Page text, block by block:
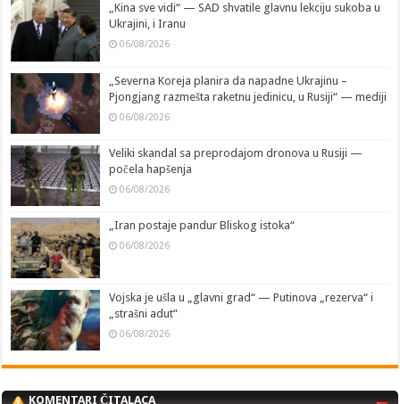
„Kina sve vidi“ — SAD shvatile glavnu lekciju sukoba u
Ukrajini, i Iranu
06/08/2026
„Severna Koreja planira da napadne Ukrajinu –
Pjongjang razmešta raketnu jedinicu, u Rusiji“ — mediji
06/08/2026
Veliki skandal sa preprodajom dronova u Rusiji —
počela hapšenja
06/08/2026
„Iran postaje pandur Bliskog istoka“
06/08/2026
Vojska je ušla u „glavni grad“ — Putinova „rezerva“ i
„strašni adut“
06/08/2026
KOMENTARI ČITALACA